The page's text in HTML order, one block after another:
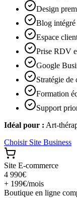
Design
Blog intégré
Espace
Prise RDV
Google
Stratégie de
Formation
Support
Idéal pour : Art-
Choisir Site Business
Site E-commerce
4 990€
+ 199€/mois
Boutique en ligne